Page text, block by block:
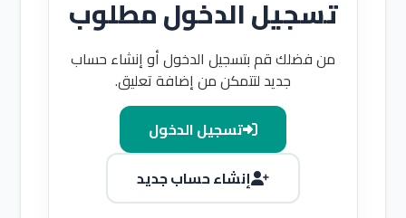
تسجيل الدخول مطلوب
من فضلك قم بتسجيل الدخول أو إنشاء حساب
جديد لتتمكن من إضافة تعليق.
تسجيل الدخول
إنشاء حساب جديد